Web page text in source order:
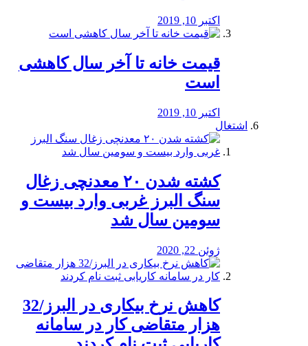
اکتبر 10, 2019
قیمت خانه تا آخر سال کاهشی
است
اکتبر 10, 2019
اشتغال
کشته شدن ۲۰ معدنچی زغال
سنگ البرز غربی وارد بیست و
سومین سال شد
ژوئن 22, 2020
کاهش نرخ بیکاری در البرز/32
هزار متقاضی کار در سامانه